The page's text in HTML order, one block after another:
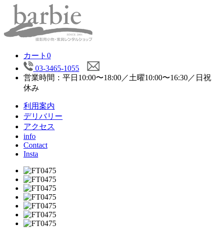
カート 0
03-3465-1055
営業時間：平日10:00〜18:00／土曜10:00〜16:30／日祝
休み
利用案内
デリバリー
アクセス
info
Contact
Insta